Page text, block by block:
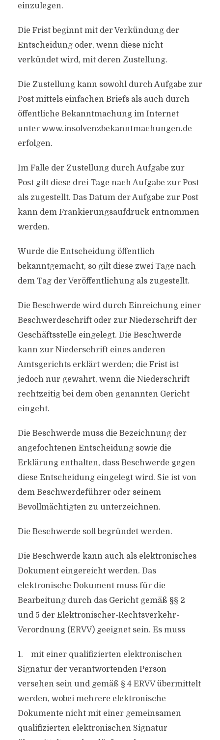
einzulegen.
Die Frist beginnt mit der Verkündung der
Entscheidung oder, wenn diese nicht
verkündet wird, mit deren Zustellung.
Die Zustellung kann sowohl durch Aufgabe zur
Post mittels einfachen Briefs als auch durch
öffentliche Bekanntmachung im Internet
unter www.insolvenzbekanntmachungen.de
erfolgen.
Im Falle der Zustellung durch Aufgabe zur
Post gilt diese drei Tage nach Aufgabe zur Post
als zugestellt. Das Datum der Aufgabe zur Post
kann dem Frankierungsaufdruck entnommen
werden.
Wurde die Entscheidung öffentlich
bekanntgemacht, so gilt diese zwei Tage nach
dem Tag der Veröffentlichung als zugestellt.
Die Beschwerde wird durch Einreichung einer
Beschwerdeschrift oder zur Niederschrift der
Geschäftsstelle eingelegt. Die Beschwerde
kann zur Niederschrift eines anderen
Amtsgerichts erklärt werden; die Frist ist
jedoch nur gewahrt, wenn die Niederschrift
rechtzeitig bei dem oben genannten Gericht
eingeht.
Die Beschwerde muss die Bezeichnung der
angefochtenen Entscheidung sowie die
Erklärung enthalten, dass Beschwerde gegen
diese Entscheidung eingelegt wird. Sie ist von
dem Beschwerdeführer oder seinem
Bevollmächtigten zu unterzeichnen.
Die Beschwerde soll begründet werden.
Die Beschwerde kann auch als elektronisches
Dokument eingereicht werden. Das
elektronische Dokument muss für die
Bearbeitung durch das Gericht gemäß §§ 2
und 5 der Elektronischer-Rechtsverkehr-
Verordnung (ERVV) geeignet sein. Es muss
1. mit einer qualifizierten elektronischen
Signatur der verantwortenden Person
versehen sein und gemäß § 4 ERVV übermittelt
werden, wobei mehrere elektronische
Dokumente nicht mit einer gemeinsamen
qualifizierten elektronischen Signatur